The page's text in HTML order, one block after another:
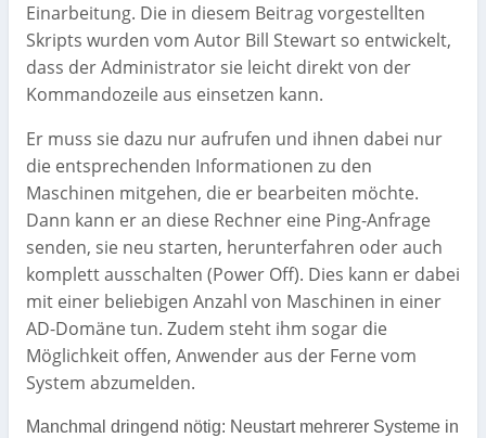
Einarbeitung. Die in diesem Beitrag vorgestellten
Skripts wurden vom Autor Bill Stewart so entwickelt,
dass der Administrator sie leicht direkt von der
Kommandozeile aus einsetzen kann.
Er muss sie dazu nur aufrufen und ihnen dabei nur
die entsprechenden Informationen zu den
Maschinen mitgehen, die er bearbeiten möchte.
Dann kann er an diese Rechner eine Ping-Anfrage
senden, sie neu starten, herunterfahren oder auch
komplett ausschalten (Power Off). Dies kann er dabei
mit einer beliebigen Anzahl von Maschinen in einer
AD-Domäne tun. Zudem steht ihm sogar die
Möglichkeit offen, Anwender aus der Ferne vom
System abzumelden.
Manchmal dringend nötig: Neustart mehrerer Systeme in